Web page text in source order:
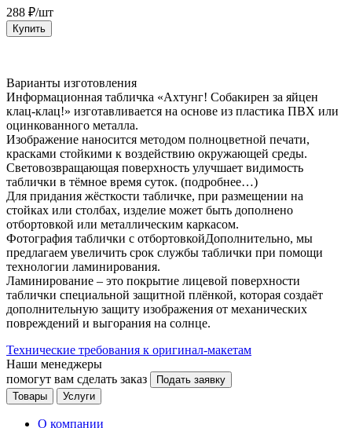
288 ₽/шт
Купить
Варианты изготовления
Информационная табличка «Ахтунг! Собакирен за яйцен
клац-клац!» изготавливается на основе из пластика ПВХ или
оцинкованного металла.
Изображение наносится методом полноцветной печати,
красками стойкими к воздействию окружающей среды.
Световозвращающая поверхность улучшает видимость
таблички в тёмное время суток. (подробнее…)
Для придания жёсткости табличке, при размещении на
стойках или столбах, изделие может быть дополнено
отбортовкой или металлическим каркасом.
Фотография таблички с отбортовкойДополнительно, мы
предлагаем увеличить срок службы таблички при помощи
технологии ламинирования.
Ламинирование – это покрытие лицевой поверхности
таблички специальной защитной плёнкой, которая создаёт
дополнительную защиту изображения от механических
повреждений и выгорания на солнце.
Технические требования к оригинал-макетам
Наши менеджеры
помогут вам сделать заказ
Подать заявку
Товары
Услуги
О компании